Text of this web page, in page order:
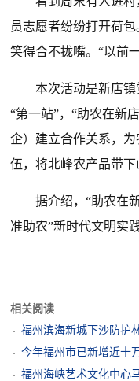
员志愿者纷纷打开荷
笑得合不拢嘴。“以前
本次活动是新店
“第一站”，“助农在新
企）建立合作关系，
伍，将北峰农产品带下
据介绍，“助农在
准助农”新时代文明实
相关阅读
福州滨海新城下沙防护
今年福州市已新增近十
福州海峡艺术文化中心